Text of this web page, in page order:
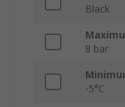
Black
8 bar
-5°C